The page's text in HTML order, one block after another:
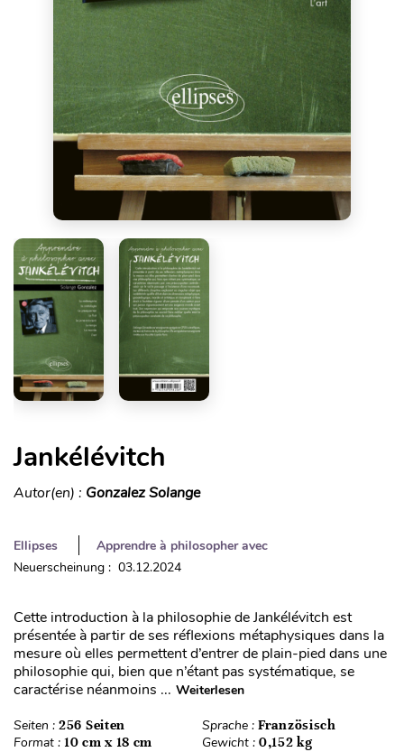
Jankélévitch
Autor(en) : Gonzalez Solange
Ellipses
Apprendre à philosopher avec
Neuerscheinung : 03.12.2024
Cette introduction à la philosophie de Jankélévitch est
présentée à partir de ses réflexions métaphysiques dans la
mesure où elles permettent d’entrer de plain-pied dans une
philosophie qui, bien que n’étant pas systématique, se
caractérise néanmoins ... Weiterlesen
Seiten : 256 Seiten Sprache : Französisch
Format : 10 cm x 18 cm Gewicht : 0,152 kg